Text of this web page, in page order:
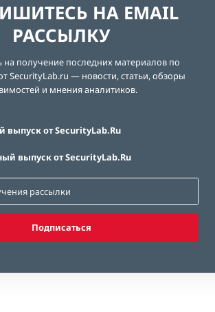
НА EMAIL
РАССЫЛКУ
получение последних материалов по
SecurityLab.ru — новости, статьи, обзоры
и мнения аналитиков.
выпуск от SecurityLab.Ru
выпуск от SecurityLab.Ru
Подписаться